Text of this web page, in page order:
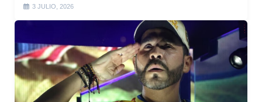
3 JULIO, 2026